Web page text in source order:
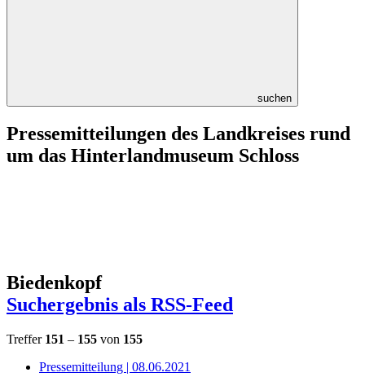
suchen
Pressemitteilungen des Landkreises rund
um das Hinterlandmuseum Schloss
Biedenkopf
Suchergebnis als RSS-Feed
Treffer 151 – 155 von 155
Pressemitteilung | 08.06.2021